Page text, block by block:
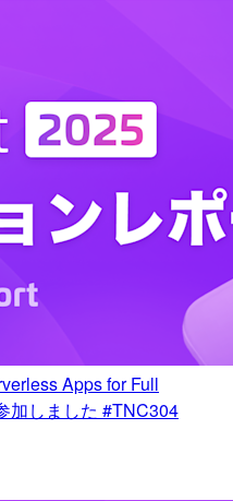
Apps for Full
加しました #TNC304